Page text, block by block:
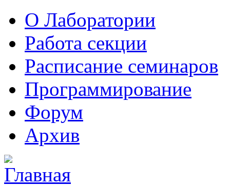
О Лаборатории
Работа секции
Расписание семинаров
Программирование
Форум
Архив